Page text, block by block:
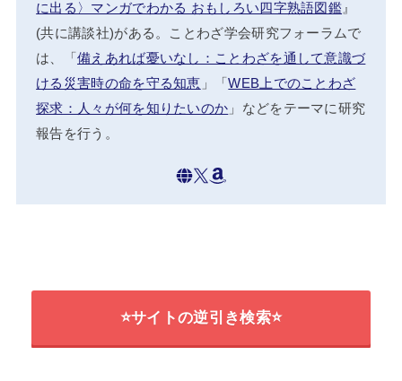
に出る〉マンガでわかる おもしろい四字熟語図鑑 』
(共に講談社)がある。ことわざ学会研究フォーラムで
は、「備えあれば憂いなし：ことわざを通して意識づ
ける災害時の命を守る知恵 」「WEB上でのことわざ
探求：人々が何を知りたいのか 」などをテーマに研究
報告を行う。
⭐サイトの逆引き検索⭐